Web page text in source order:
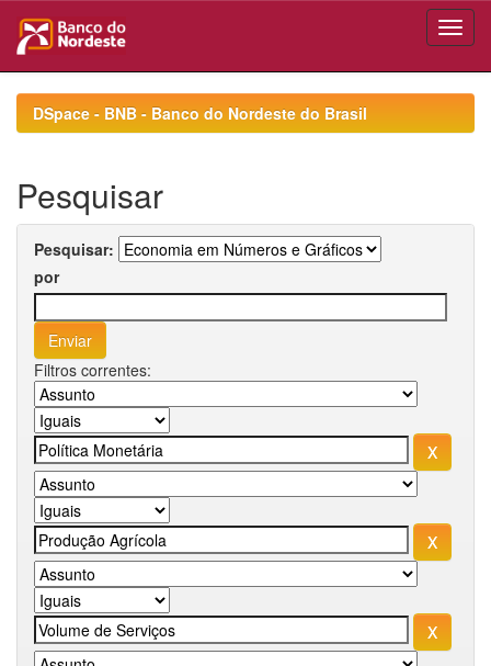
navigationDSpace - BNB - Banco do Nordeste do Brasil
Pesquisar
Pesquisar:
por
Filtros correntes: